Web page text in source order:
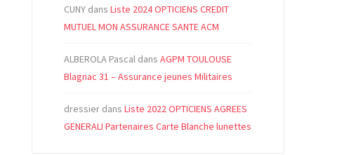
CUNY dans Liste 2024 OPTICIENS CREDIT
MUTUEL MON ASSURANCE SANTE ACM
ALBEROLA Pascal dans AGPM TOULOUSE
Blagnac 31 – Assurance jeunes Militaires
dressier dans Liste 2022 OPTICIENS AGREES
GENERALI Partenaires Carte Blanche lunettes